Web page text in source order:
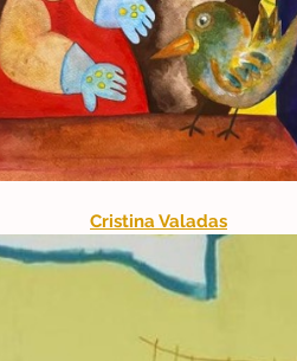
Cristina Valadas